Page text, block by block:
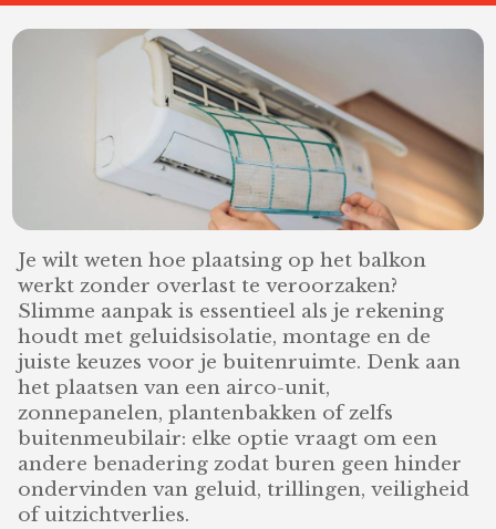
Je wilt weten hoe plaatsing op het balkon
werkt zonder overlast te veroorzaken?
Slimme aanpak is essentieel als je rekening
houdt met geluidsisolatie, montage en de
juiste keuzes voor je buitenruimte. Denk aan
het plaatsen van een airco-unit,
zonnepanelen, plantenbakken of zelfs
buitenmeubilair: elke optie vraagt om een
andere benadering zodat buren geen hinder
ondervinden van geluid, trillingen, veiligheid
of uitzichtverlies.